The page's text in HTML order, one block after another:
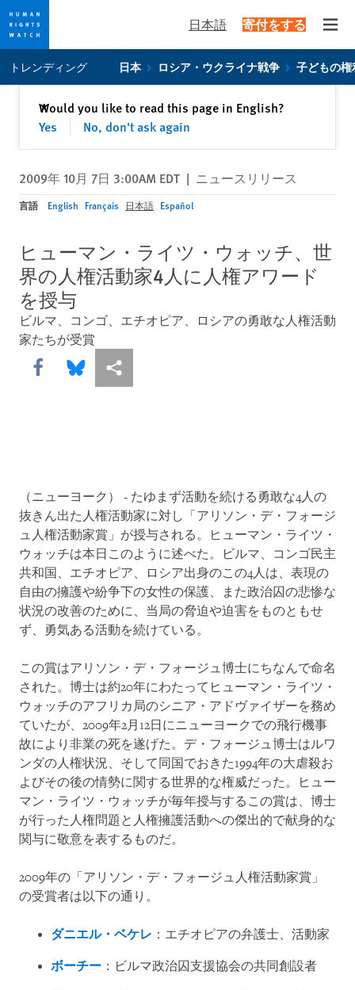
privacy
content
日本語 寄付をする
トレンディング 日本 ロシア・ウクライナ戦争 子どもの権
Would you like to read this page in English?
Yes
No, don't ask again
✕閉じる
2009年 10月 7日 3:00AM EDT | ニュースリリース
言語 English Français 日本語 Español
ヒューマン・ライツ・ウォッチ、世
界の人権活動家4人に人権アワード
を授与
ビルマ、コンゴ、エチオピア、ロシアの勇敢な人権活動
家たちが受賞
Share this via Facebook
Share this via Bluesky
More sharing options
（ニューヨーク） - たゆまず活動を続ける勇敢な4人の
抜きん出た人権活動家に対し「アリソン・デ・フォージ
ュ人権活動家賞」が授与される。ヒューマン・ライツ・
ウォッチは本日このように述べた。ビルマ、コンゴ民主
共和国、エチオピア、ロシア出身のこの4人は、表現の
自由の擁護や紛争下の女性の保護、また政治囚の悲惨な
状況の改善のために、当局の脅迫や迫害をものともせ
ず、勇気ある活動を続けている。
この賞はアリソン・デ・フォージュ博士にちなんで命名
された。博士は約20年にわたってヒューマン・ライツ・
ウォッチのアフリカ局のシニア・アドヴァイザーを務め
ていたが、2009年2月12日にニューヨークでの飛行機事
故により非業の死を遂げた。デ・フォージュ博士はルワ
ンダの人権状況、そして同国でおきた1994年の大虐殺お
よびその後の情勢に関する世界的な権威だった。ヒュー
マン・ライツ・ウォッチが毎年授与するこの賞は、博士
が行った人権問題と人権擁護活動への傑出的で献身的な
関与に敬意を表するものだ。
2009年の「アリソン・デ・フォージュ人権活動家賞」
の受賞者は以下の通り。
ダニエル・ベケレ ：エチオピアの弁護士、活動家
ボーチー ：ビルマ政治囚支援協会の共同創設者